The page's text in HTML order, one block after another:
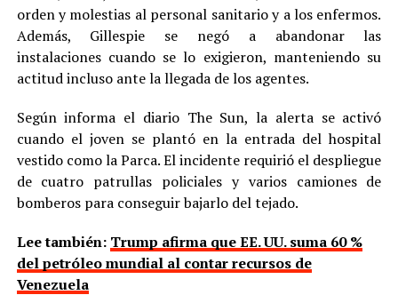
orden y molestias al personal sanitario y a los enfermos.
Además, Gillespie se negó a abandonar las
instalaciones cuando se lo exigieron, manteniendo su
actitud incluso ante la llegada de los agentes.
Según informa el diario The Sun, la alerta se activó
cuando el joven se plantó en la entrada del hospital
vestido como la Parca. El incidente requirió el despliegue
de cuatro patrullas policiales y varios camiones de
bomberos para conseguir bajarlo del tejado.
Lee también: Trump afirma que EE. UU. suma 60 %
del petróleo mundial al contar recursos de
Venezuela